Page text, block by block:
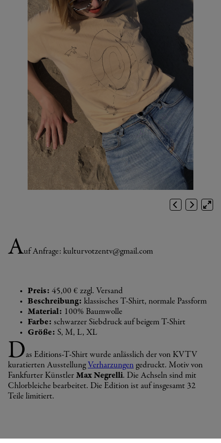
Preis: 45,00 € zzgl. Versand
Beschreibung: klassisches T-Shirt, normale Passform
Material: 100% Baumwolle
Farbe: schwarzer Siebdruck auf beigem T-Shirt
Größe: S, M, L, XL
Das Editions-T-Shirt wurde anlässlich der von KVTV
kuratierten Ausstellung Verharzungen gedruckt. Motiv von
Fankfurter Künstler Max Negrelli. Die Achseln sind mit
Chlorbleiche bearbeitet. Die Edition ist auf insgesamt 32
Teile limitiert.
Auf Anfrage: kulturvotzentv@gmail.com